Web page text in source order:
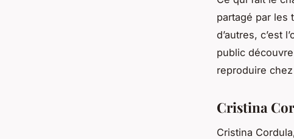
partagé par les
d’autres, c’est
public
reproduire
Cristina
Cristina